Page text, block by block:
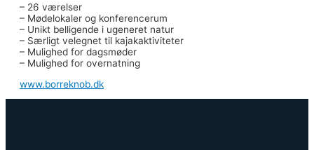
– 26 værelser
– Mødelokaler og konferencerum
– Unikt belligende i ugeneret natur
– Særligt velegnet til kajakaktiviteter
– Mulighed for dagsmøder
– Mulighed for overnatning
www.borreknob.dk